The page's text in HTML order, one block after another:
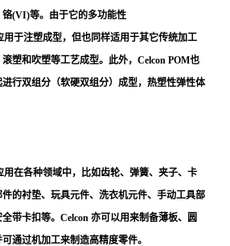
(VI)等。由于它的多功能性
用于注塑成型，但也同样适用于其它传统加工
塑和吹塑等工艺成型。此外，Celcon POM也
行双组分（软硬双组分）成型，热塑性弹性体
用在各种领域中，比如齿轮、弹簧、夹子、卡
的衬垫、玩具元件、洗衣机元件、手动工具部
带卡扣等。Celcon 亦可以用来制备薄板、圆
通过机加工来制造高精度零件。